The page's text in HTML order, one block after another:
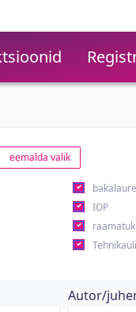
eemalda valik
IOP
Autor/